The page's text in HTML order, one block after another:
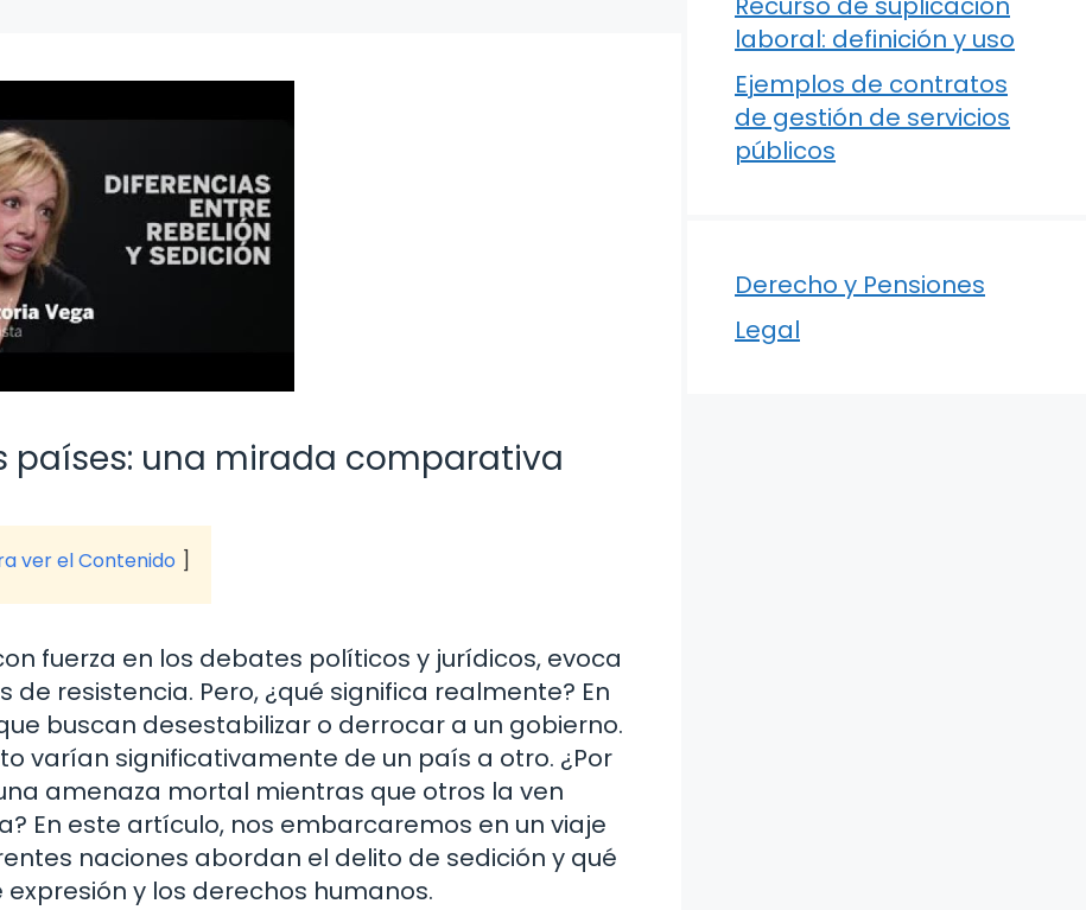
países: una mirada comparativa
ver el Contenido
fuerza en los debates políticos y jurídicos, evoca
resistencia. Pero, ¿qué significa realmente? En
buscan desestabilizar o derrocar a un gobierno.
varían significativamente de un país a otro. ¿Por
amenaza mortal mientras que otros la ven
En este artículo, nos embarcaremos en un viaje
naciones abordan el delito de sedición y qué
y los derechos humanos.
laboral: definición y uso
Ejemplos de contratos
de gestión de servicios
públicos
Derecho y Pensiones
Legal